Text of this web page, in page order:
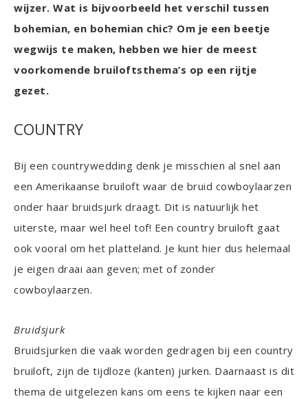
wijzer. Wat is bijvoorbeeld het verschil tussen
bohemian, en bohemian chic? Om je een beetje
wegwijs te maken, hebben we hier de meest
voorkomende bruiloftsthema’s op een rijtje
gezet.
COUNTRY
Bij een countrywedding denk je misschien al snel aan
een Amerikaanse bruiloft waar de bruid cowboylaarzen
onder haar bruidsjurk draagt. Dit is natuurlijk het
uiterste, maar wel heel tof! Een country bruiloft gaat
ook vooral om het platteland. Je kunt hier dus helemaal
je eigen draai aan geven; met of zonder
cowboylaarzen.
Bruidsjurk
Bruidsjurken die vaak worden gedragen bij een country
bruiloft, zijn de tijdloze (kanten) jurken. Daarnaast is dit
thema de uitgelezen kans om eens te kijken naar een